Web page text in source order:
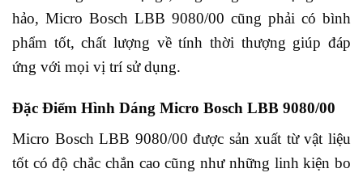
hảo, Micro Bosch LBB 9080/00 cũng phải có bình
phẩm tốt, chất lượng về tính thời thượng giúp đáp
ứng với mọi vị trí sử dụng.
Đặc Điểm Hình Dáng Micro Bosch LBB 9080/00
Micro Bosch LBB 9080/00 được sản xuất từ vật liệu
tốt có độ chắc chắn cao cũng như những linh kiện bo